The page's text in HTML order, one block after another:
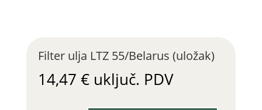
Filter ulja LTZ 55/Belarus (uložak)
14,47 € uključ. PDV